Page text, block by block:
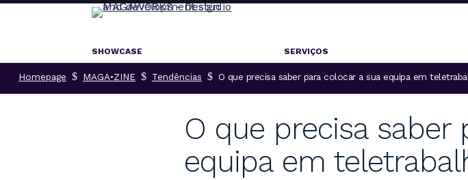
SHOWCASE SERVIÇOS
Homepage $ MAGA•ZINE $ Tendências $ O que precisa saber para colocar a sua equipa em
O que precisa saber
equipa em